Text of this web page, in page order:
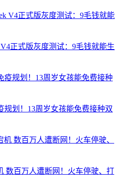
V4正式版灰度测试：9毛钱就能生
规划！13周岁女孩能免费接种双
数百万人遭断网！火车停驶、打